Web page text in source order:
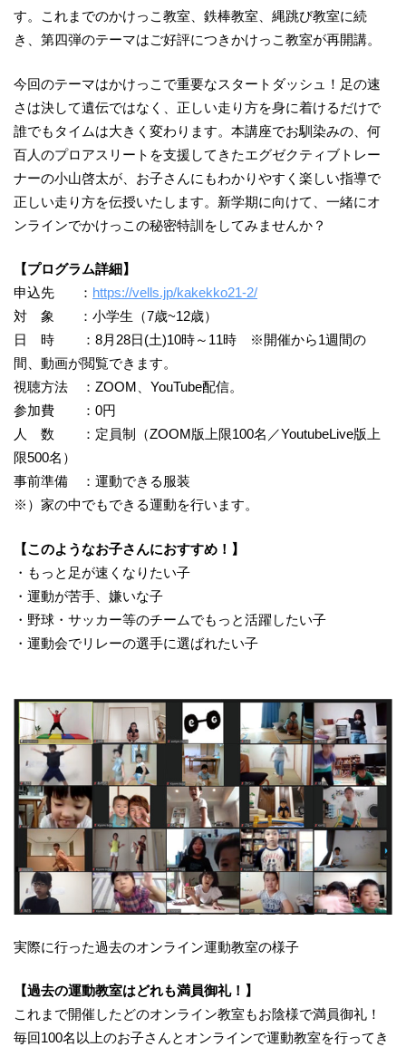
す。これまでのかけっこ教室、鉄棒教室、縄跳び教室に続
き、第四弾のテーマはご好評につきかけっこ教室が再開講。
今回のテーマはかけっこで重要なスタートダッシュ！足の速
さは決して遺伝ではなく、正しい走り方を身に着けるだけで
誰でもタイムは大きく変わります。本講座でお馴染みの、何
百人のプロアスリートを支援してきたエグゼクティブトレー
ナーの小山啓太が、お子さんにもわかりやすく楽しい指導で
正しい走り方を伝授いたします。新学期に向けて、一緒にオ
ンラインでかけっこの秘密特訓をしてみませんか？
【プログラム詳細】
申込先 ： https://vells.jp/kakekko21-2/
対 象 ：小学生（7歳~12歳）
日 時 ：8月28日(土)10時～11時 ※開催から1週間の
間、動画が閲覧できます。
視聴方法 ：ZOOM、YouTube配信。
参加費 ：0円
人 数 ：定員制（ZOOM版上限100名／YoutubeLive版上
限500名）
事前準備 ：運動できる服装
※）家の中でもできる運動を行います。
【このようなお子さんにおすすめ！】
・もっと足が速くなりたい子
・運動が苦手、嫌いな子
・野球・サッカー等のチームでもっと活躍したい子
・運動会でリレーの選手に選ばれたい子
実際に行った過去のオンライン運動教室の様子
【過去の運動教室はどれも満員御礼！】
​​これまで開催したどのオンライン教室もお陰様で満員御礼！
毎回100名以上のお子さんとオンラインで運動教室を行ってき